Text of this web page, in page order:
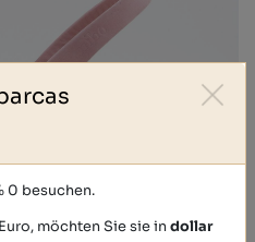
0 besuchen.
möchten Sie sie indollar